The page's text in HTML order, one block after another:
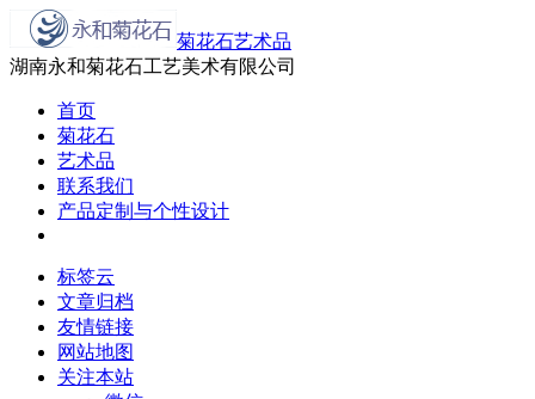
菊花石艺术品
湖南永和菊花石工艺美术有限公司
首页
菊花石
艺术品
联系我们
产品定制与个性设计
标签云
文章归档
友情链接
网站地图
关注本站